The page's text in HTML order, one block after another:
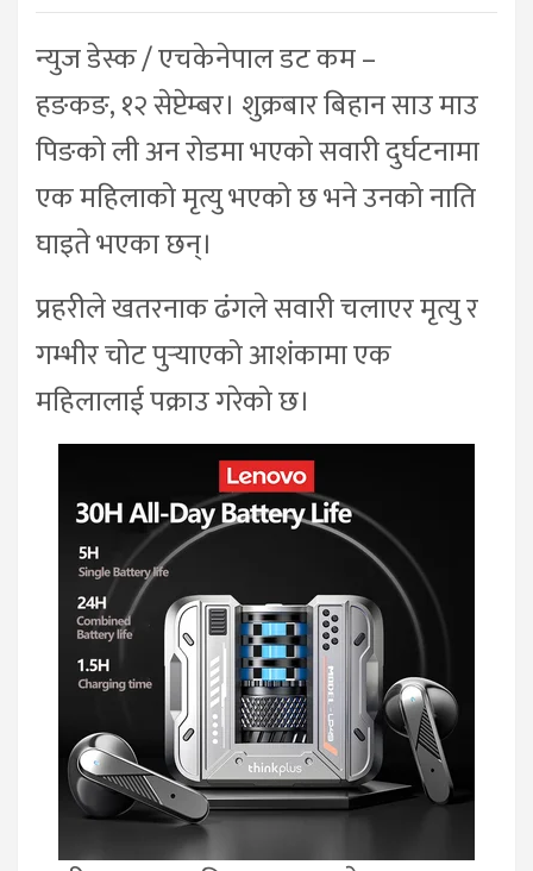
न्युज डेस्क / एचकेनेपाल डट कम –
हङकङ, १२ सेप्टेम्बर। शुक्रबार बिहान साउ माउ
पिङको ली अन रोडमा भएको सवारी दुर्घटनामा
एक महिलाको मृत्यु भएको छ भने उनको नाति
घाइते भएका छन्।
प्रहरीले खतरनाक ढंगले सवारी चलाएर मृत्यु र
गम्भीर चोट पुर्‍याएको आशंकामा एक
महिलालाई पक्राउ गरेको छ।